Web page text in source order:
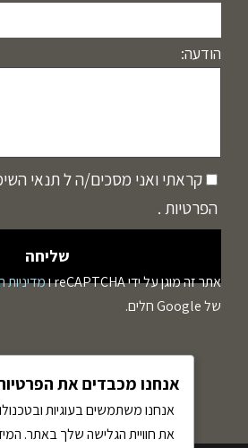
הודעה:
קראתי ואני מסכים/ה ל תנאי
הפרטיות .
אתר זה מוגן על ידי reCAPTCHA ו מדיניות
של Google חלים.
אנחנו מכבדים את
אנחנו משתמשים בעוגיות
את חוויית הגלישה שלך באתר.